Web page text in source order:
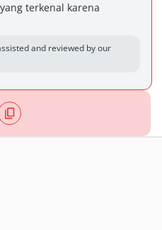
terkenal karena
and reviewed by our